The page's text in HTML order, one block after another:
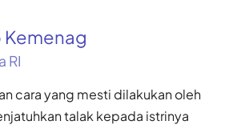
Kemenag
RI
cara yang mesti dilakukan oleh
talak kepada istrinya